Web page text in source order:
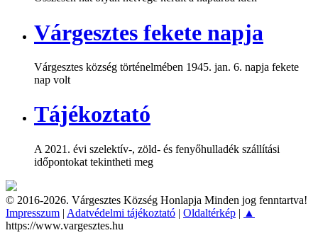
Várgesztes fekete napja
Várgesztes község történelmében 1945. jan. 6. napja fekete
nap volt
Tájékoztató
A 2021. évi szelektív-, zöld- és fenyőhulladék szállítási
időpontokat tekintheti meg
© 2016-2026. Várgesztes Község Honlapja Minden jog fenntartva!
Impresszum | Adatvédelmi tájékoztató | Oldaltérkép | ▲
https://www.vargesztes.hu